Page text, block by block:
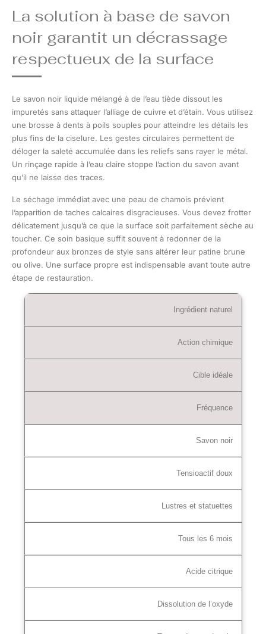
La solution à base de savon
noir garantit un décrassage
respectueux de la surface
Le savon noir liquide mélangé à de l’eau tiède dissout les
impuretés sans attaquer l’alliage de cuivre et d’étain. Vous utilisez
une brosse à dents à poils souples pour atteindre les détails les
plus fins de la ciselure. Les gestes circulaires permettent de
déloger la saleté accumulée dans les reliefs sans rayer le métal.
Un rinçage rapide à l’eau claire stoppe l’action du savon avant
qu’il ne laisse des traces.
Le séchage immédiat avec une peau de chamois prévient
l’apparition de taches calcaires disgracieuses. Vous devez frotter
délicatement jusqu’à ce que la surface soit parfaitement sèche au
toucher. Ce soin basique suffit souvent à redonner de la
profondeur aux bronzes de style sans altérer leur patine brune
ou olive. Une surface propre est indispensable avant toute autre
étape de restauration.
Ingrédient naturel
Action chimique
Cible idéale
Fréquence
Savon noir
Tensioactif doux
Lustres et statuettes
Tous les 6 mois
Acide citrique
Dissolution de l’oxyde